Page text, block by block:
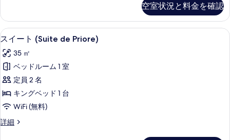
て
の
写
真
を
表
示
す
の
詳
細
ス
シ
ー
ビ
ュ
ー
(Jacuzzi)
の
す
ス
イ
ー
テ
ラ
シ
ー
ビ
ュ
ー
空室状況と料金を確認
ス
イ
ー
ト
(Suite
de
Priore)
の
セレクト コンフォート製ベッド、ミ
6
スイート (Suite de Priore)
35 ㎡
ベッドルーム 1 室
定員 2 名
キングベッド 1 台
WiFi (無料)
詳細
ス